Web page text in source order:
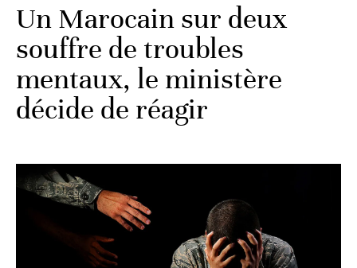
Un Marocain sur deux
souffre de troubles
mentaux, le ministère
décide de réagir